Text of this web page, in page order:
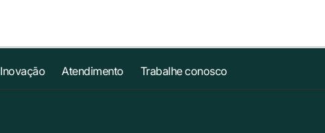
Inovação Atendimento Trabalhe conosco